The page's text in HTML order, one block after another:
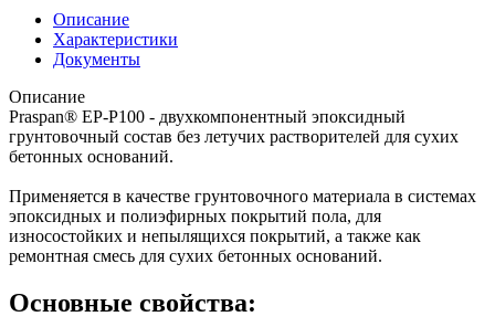
Описание
Характеристики
Документы
Описание
Praspan® EP-P100 - двухкомпонентный эпоксидный
грунтовочный состав без летучих растворителей для сухих
бетонных оснований.
Применяется в качестве грунтовочного материала в системах
эпоксидных и полиэфирных покрытий пола, для
износостойких и непылящихся покрытий, а также как
ремонтная смесь для сухих бетонных оснований.
Основные свойства: